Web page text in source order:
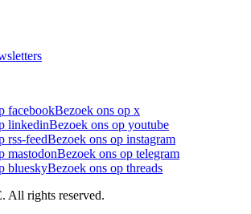
facebookBezoek ons op x
linkedinBezoek ons op youtube
rss-feedBezoek ons op instagram
mastodonBezoek ons op telegram
blueskyBezoek ons op threads
All rights reserved.